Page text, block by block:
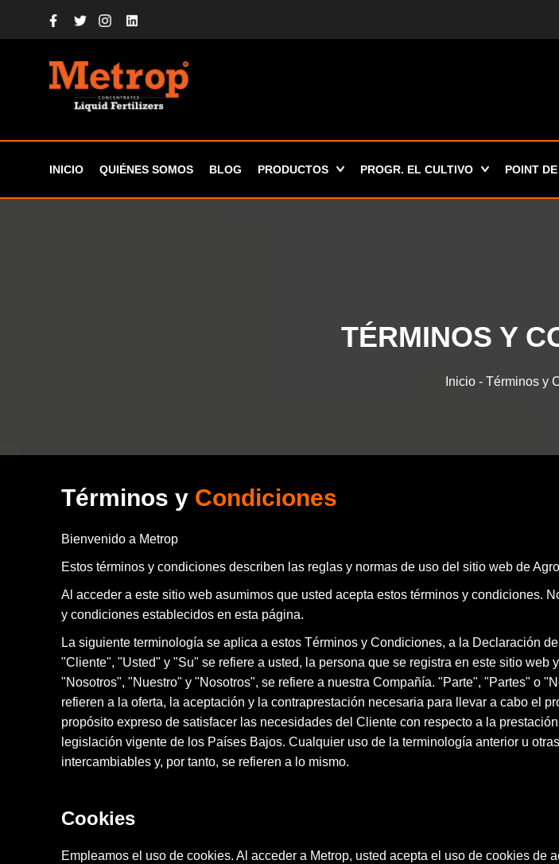
INICIO QUIÉNES SOMOS BLOG PRODUCTOS PROGR. EL CULTIVO POINT
TÉRMINOS Y
Inicio - Términos y
Términos y Condiciones
Bienvenido a Metrop
Estos términos y condiciones describen las reglas y normas de uso del sitio web de
Al acceder a este sitio web asumimos que usted acepta estos términos y condiciones.
y condiciones establecidos en esta página.
La siguiente terminología se aplica a estos Términos y Condiciones, a la Declaración
"Cliente", "Usted" y "Su" se refiere a usted, la persona que se registra en este sitio
"Nosotros", "Nuestro" y "Nosotros", se refiere a nuestra Compañía. "Parte", "Partes" o
refieren a la oferta, la aceptación y la contraprestación necesaria para llevar a cabo el
propósito expreso de satisfacer las necesidades del Cliente con respecto a la
legislación vigente de los Países Bajos. Cualquier uso de la terminología anterior u
intercambiables y, por tanto, se refieren a lo mismo.
Cookies
Empleamos el uso de cookies. Al acceder a Metrop, usted acepta el uso de cookies de